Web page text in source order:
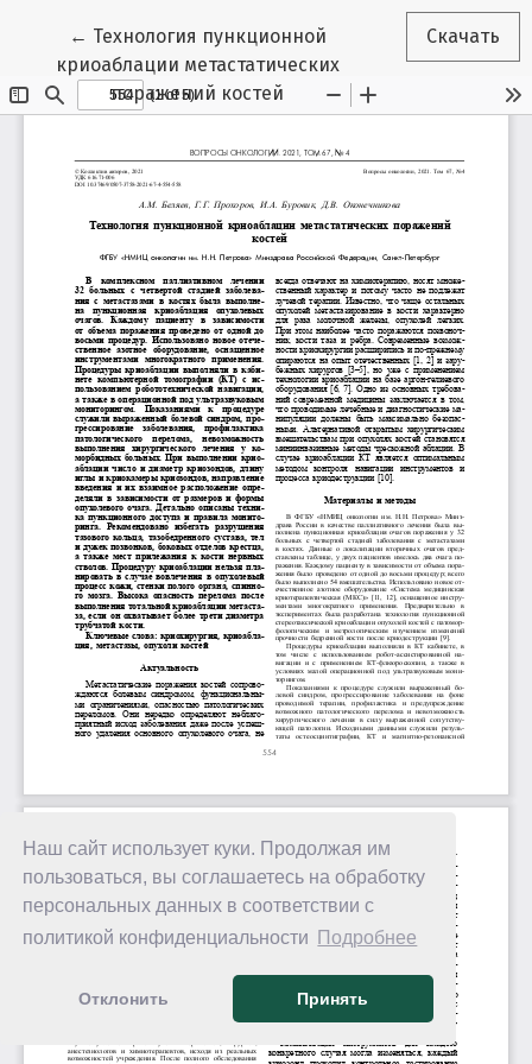
Наш сайт использует куки. Продолжая им
пользоваться, вы соглашаетесь на обработку
персональных данных в соответствии с
политикой конфиденциальности
Подробнее
Отклонить Принять
← Вернуться к Подробностям о статье
Технология пункционной
криоаблации метастатических
поражений костей
Скачать